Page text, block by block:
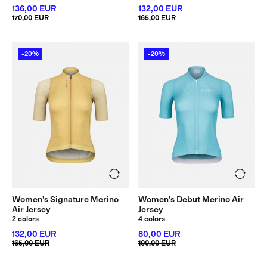
136,00 EUR
170,00 EUR
132,00 EUR
165,00 EUR
-20%
Women's Signature Merino
Air Jersey
2 colors
132,00 EUR
165,00 EUR
-20%
Women's Debut Merino Air
Jersey
4 colors
80,00 EUR
100,00 EUR